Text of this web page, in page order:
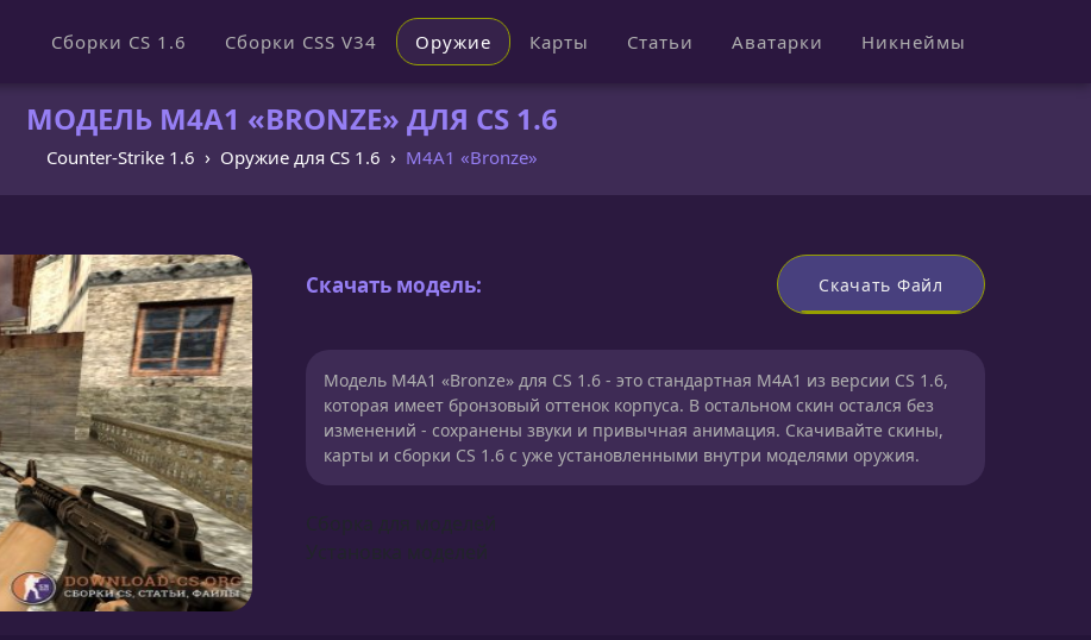
Сборки CS 1.6 Сборки CSS V34 Оружие Карты Статьи Аватарки Никнеймы
МОДЕЛЬ M4A1 «BRONZE» ДЛЯ CS 1.6
Counter-Strike 1.6 Оружие для CS 1.6 M4A1 «Bronze»
Скачать модель: Скачать Файл
Модель M4A1 «Bronze» для CS 1.6 - это стандартная M4A1 из версии CS 1.6,
которая имеет бронзовый оттенок корпуса. В остальном скин остался без
изменений - сохранены звуки и привычная анимация. Скачивайте скины,
карты и сборки CS 1.6 с уже установленными внутри моделями оружия.